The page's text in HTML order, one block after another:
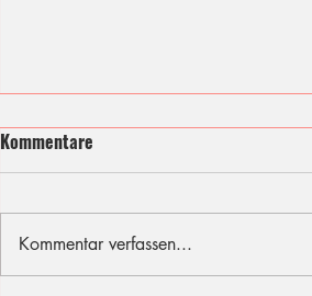
Kommentare
Kommentar verfassen...